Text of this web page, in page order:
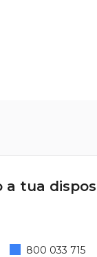
a tua
800 033 715